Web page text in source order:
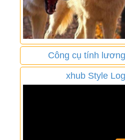
Công cụ tính
xhub Style